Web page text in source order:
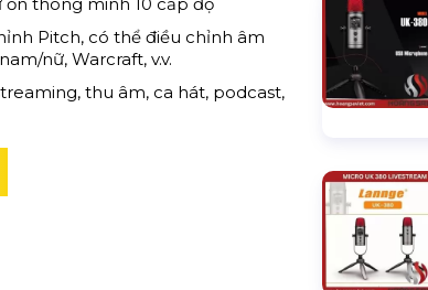
Pitch, có thể điều chỉnh âm
nữ, Warcraft, v.v.
thu âm, ca hát, podcast,